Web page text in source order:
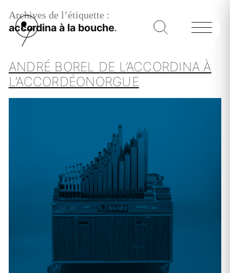
Archives de l’étiquette :
accordina à la bouche
ANDRÉ BOREL DE L’ACCORDINA À
L’ACCORDÉONORGUE